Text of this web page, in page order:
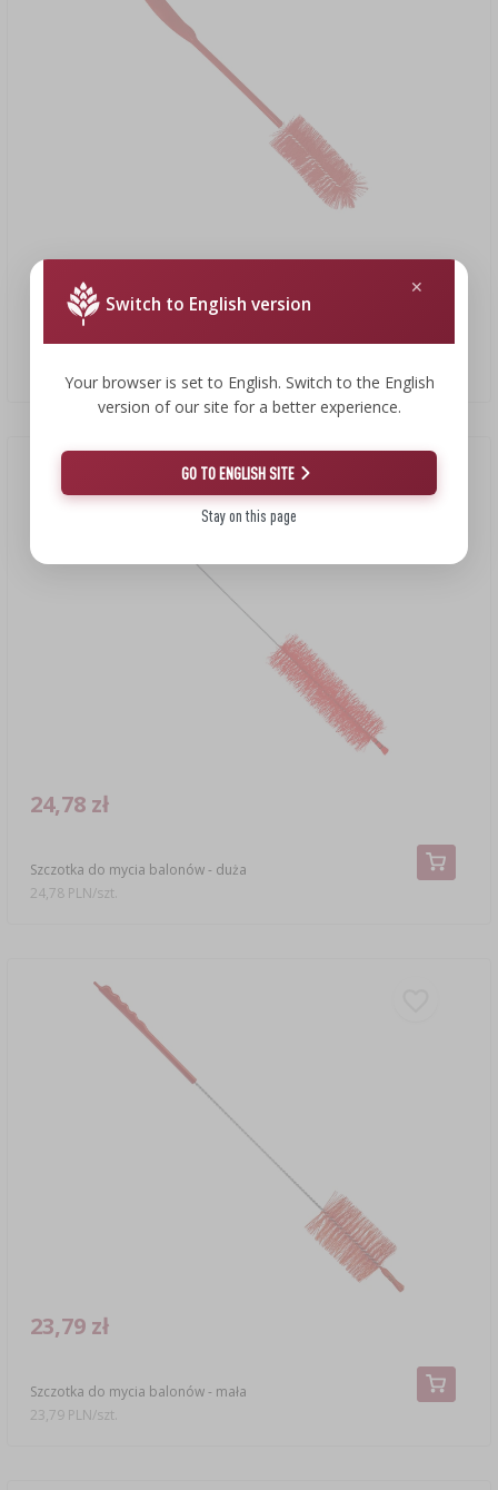
Szczotka do butelek 1 L
13,99 zł
Szczotka do mycia balonów - duża
24,78 zł
24,78 PLN/szt.
Szczotka do mycia balonów - mała
23,79 zł
23,79 PLN/szt.
Switch to English version
Your browser is set to English. Switch to the English
version of our site for a better experience.
GO TO ENGLISH SITE
Stay on this page